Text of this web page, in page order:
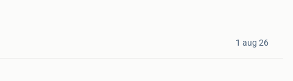
1 aug 26